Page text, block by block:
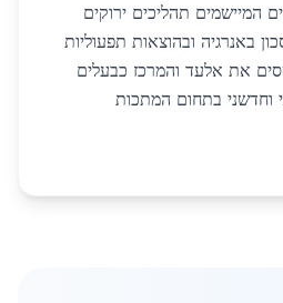
המיישמים תהליכים ירוקים
באנרגיה ובהוצאות תפעוליות
את אלעד והמרכז כבעלים
וחדשני בתחום המתכות